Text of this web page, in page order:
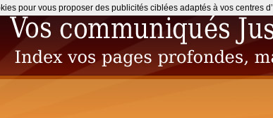
pour vous proposer des publicités ciblées adaptés à vos centres